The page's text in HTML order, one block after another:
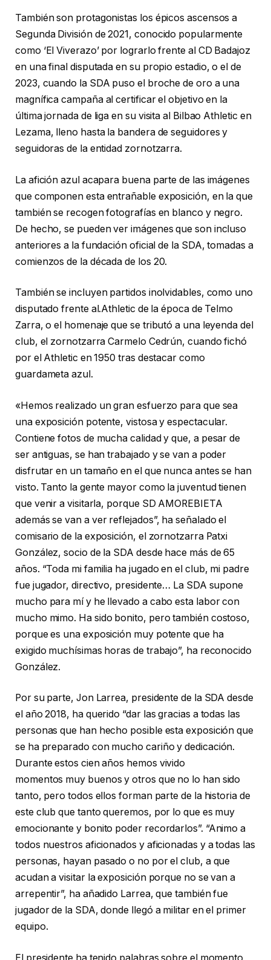
También son protagonistas los épicos ascensos a
Segunda División de 2021, conocido popularmente
como ‘El Viverazo’ por lograrlo frente al CD Badajoz
en una final disputada en su propio estadio, o el de
2023, cuando la SDA puso el broche de oro a una
magnífica campaña al certificar el objetivo en la
última jornada de liga en su visita al Bilbao Athletic en
Lezama, lleno hasta la bandera de seguidores y
seguidoras de la entidad zornotzarra.
La afición azul acapara buena parte de las imágenes
que componen esta entrañable exposición, en la que
también se recogen fotografías en blanco y negro.
De hecho, se pueden ver imágenes que son incluso
anteriores a la fundación oficial de la SDA, tomadas a
comienzos de la década de los 20.
También se incluyen partidos inolvidables, como uno
disputado frente al.Athletic de la época de Telmo
Zarra, o el homenaje que se tributó a una leyenda del
club, el zornotzarra Carmelo Cedrún, cuando fichó
por el Athletic en 1950 tras destacar como
guardameta azul.
«Hemos realizado un gran esfuerzo para que sea
una exposición potente, vistosa y espectacular.
Contiene fotos de mucha calidad y que, a pesar de
ser antiguas, se han trabajado y se van a poder
disfrutar en un tamaño en el que nunca antes se han
visto. Tanto la gente mayor como la juventud tienen
que venir a visitarla, porque SD AMOREBIETA
además se van a ver reflejados”, ha señalado el
comisario de la exposición, el zornotzarra Patxi
González, socio de la SDA desde hace más de 65
años. “Toda mi familia ha jugado en el club, mi padre
fue jugador, directivo, presidente… La SDA supone
mucho para mí y he llevado a cabo esta labor con
mucho mimo. Ha sido bonito, pero también costoso,
porque es una exposición muy potente que ha
exigido muchísimas horas de trabajo”, ha reconocido
González.
Por su parte, Jon Larrea, presidente de la SDA desde
el año 2018, ha querido “dar las gracias a todas las
personas que han hecho posible esta exposición que
se ha preparado con mucho cariño y dedicación.
Durante estos cien años hemos vivido
momentos muy buenos y otros que no lo han sido
tanto, pero todos ellos forman parte de la historia de
este club que tanto queremos, por lo que es muy
emocionante y bonito poder recordarlos”. “Animo a
todos nuestros aficionados y aficionadas y a todas las
personas, hayan pasado o no por el club, a que
acudan a visitar la exposición porque no se van a
arrepentir”, ha añadido Larrea, que también fue
jugador de la SDA, donde llegó a militar en el primer
equipo.